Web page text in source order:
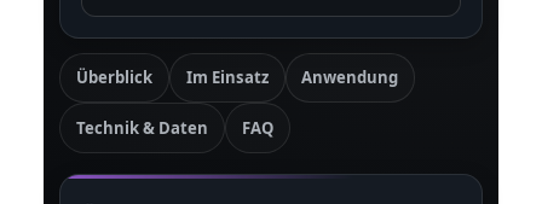
Überblick Im Einsatz Anwendung
Technik & Daten FAQ